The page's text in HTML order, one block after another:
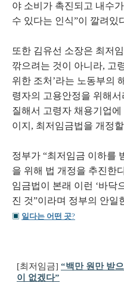
야 소비가 촉진되고 내수
수 있다는 인식”이 깔려있
또한 김유선 소장은 최저
깎으려는 것이 아니라, 고
위한 조처’라는 노동부의
령자의 고용안정을 위해
질해서 고령자 채용기업에
이지, 최저임금법을 개정
정부가 “최저임금 이하를
을 위해 법 개정을 추진한
임금법이 본래 이런 ‘바닥
진 것”이라며 정부의 안일
▣ 일다는 어떤 곳?
[최저임금] “백만 원만 받
이 없겠다”